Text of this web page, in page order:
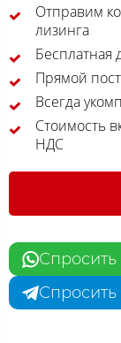
Отправим
лизинга
Бесплатная
Прямой
Всегда
Стоимость
НДС